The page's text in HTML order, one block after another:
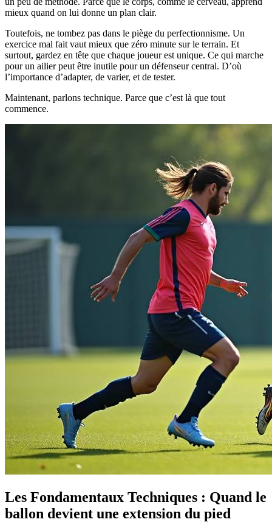
mieux quand on lui donne un plan clair.
Toutefois, ne tombez pas dans le piège du perfectionnisme. Un
exercice mal fait vaut mieux que zéro minute sur le terrain. Et
surtout, gardez en tête que chaque joueur est unique. Ce qui marche
pour un ailier peut être inutile pour un défenseur central. D’où
l’importance d’adapter, de varier, et de tester.
Maintenant, parlons technique. Parce que c’est là que tout
commence.
Les Fondamentaux Techniques : Quand le
ballon devient une extension du pied